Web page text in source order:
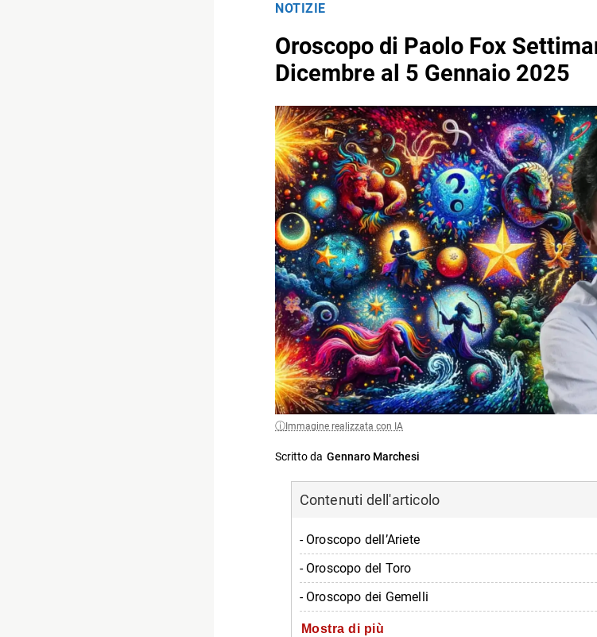
NOTIZIE
Oroscopo di Paolo Fox
Dicembre al 5 Gennaio 2025
Immagine realizzata con IA
Scritto da Gennaro Marchesi
Contenuti dell'articolo
- Oroscopo dell’Ariete
- Oroscopo del Toro
- Oroscopo dei Gemelli
- Oroscopo del Cancro
Mostra di più